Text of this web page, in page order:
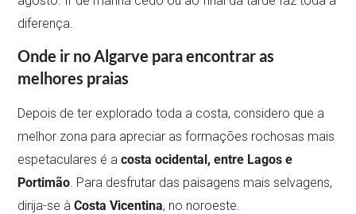
diferença.
Onde ir no Algarve para encontrar as
melhores praias
Depois de ter explorado toda a costa, considero que a
melhor zona para apreciar as formações rochosas mais
espetaculares é acosta ocidental, entre Lagos e
Portimão . Para desfrutar das paisagens mais selvagens,
dirija-se àCosta Vicentina, no noroeste.